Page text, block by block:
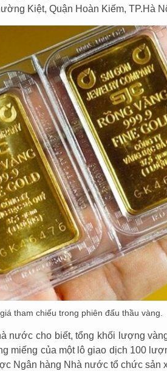
Kiệt, Quận Hoàn Kiếm, TP.Hà
tham chiếu trong phiên đấu thầu vàng.
nước cho biết, tổng khối lượng
miếng của một lô giao dịch 100
Ngân hàng Nhà nước tổ chức sản